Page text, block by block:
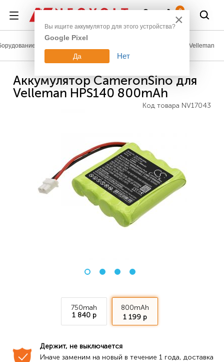
0
Velleman
Аккумулятор CameronSino для
Velleman HPS140 800mAh
Код товара NV17043
750mah
1 840 р
800mAh
1 199 р
Держит, не выключается
Иначе заменим на новый в течение 1 года, доставка
×
Вы ищите аккумулятор для этого устройства?
Google Pixel
Да Нет